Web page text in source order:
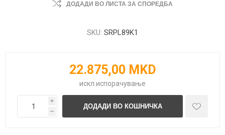
ДОДАДИ ВО ЛИСТА ЗА СПОРЕДБА
SKU: SRPL89K1
22.875,00 MKD
искл. испорачување
i
h